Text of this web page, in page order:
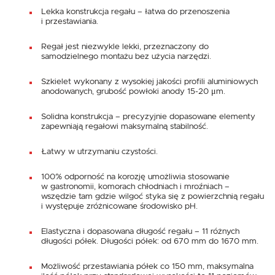
Lekka konstrukcja regału – łatwa do przenoszenia
i przestawiania.
Regał jest niezwykle lekki, przeznaczony do
samodzielnego montażu bez użycia narzędzi.
Szkielet wykonany z wysokiej jakości profili aluminiowych
anodowanych, grubość powłoki anody 15-20 μm.
Solidna konstrukcja – precyzyjnie dopasowane elementy
zapewniają regałowi maksymalną stabilność.
Łatwy w utrzymaniu czystości.
100% odporność na korozję umożliwia stosowanie
w gastronomii, komorach chłodniach i mroźniach –
wszędzie tam gdzie wilgoć styka się z powierzchnią regału
i występuje zróżnicowane środowisko pH.
Elastyczna i dopasowana długość regału – 11 różnych
długości półek. Długości półek: od 670 mm do 1670 mm.
Możliwość przestawiania półek co 150 mm, maksymalna